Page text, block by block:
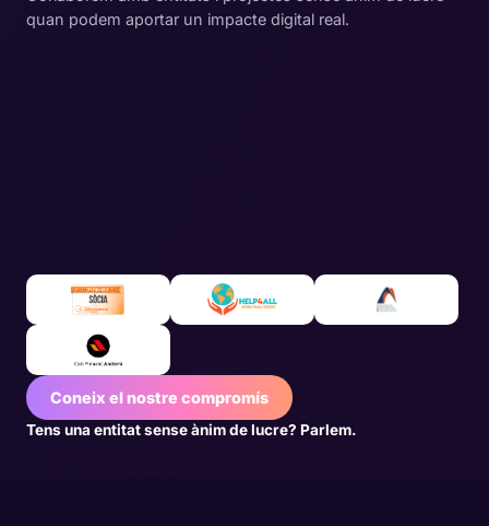
quan podem aportar un impacte digital real.
Coneix el nostre compromís
Tens una entitat sense ànim de lucre? Parlem.